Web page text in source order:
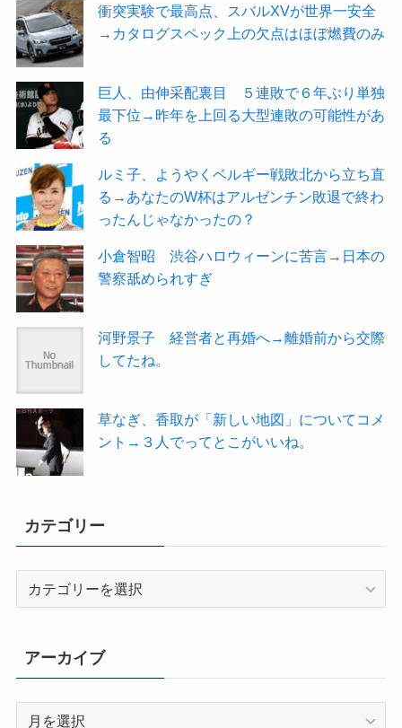
衝突実験で最高点、スバルXVが世界一安全
→カタログスペック上の欠点はほぼ燃費のみ
巨人、由伸采配裏目 ５連敗で６年ぶり単独
最下位→昨年を上回る大型連敗の可能性があ
る
ルミ子、ようやくベルギー戦敗北から立ち直
る→あなたのW杯はアルゼンチン敗退で終わ
ったんじゃなかったの？
小倉智昭 渋谷ハロウィーンに苦言→日本の
警察舐められすぎ
河野景子 経営者と再婚へ→離婚前から交際
してたね。
草なぎ、香取が「新しい地図」についてコメ
ント→３人でってとこがいいね。
カテゴリー
ー
アーカイブ